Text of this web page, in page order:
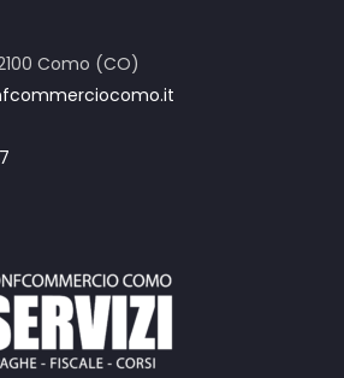
Como (CO)